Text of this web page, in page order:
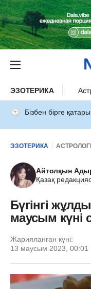
ЭЗОТЕРИКА
Бізбен бірге
ЭЗОТЕРИКА
Айтолқын
Қазақ
Бүгінгі
маусым күні
Жарияланған күні:
13 маусым 2023, 00:01